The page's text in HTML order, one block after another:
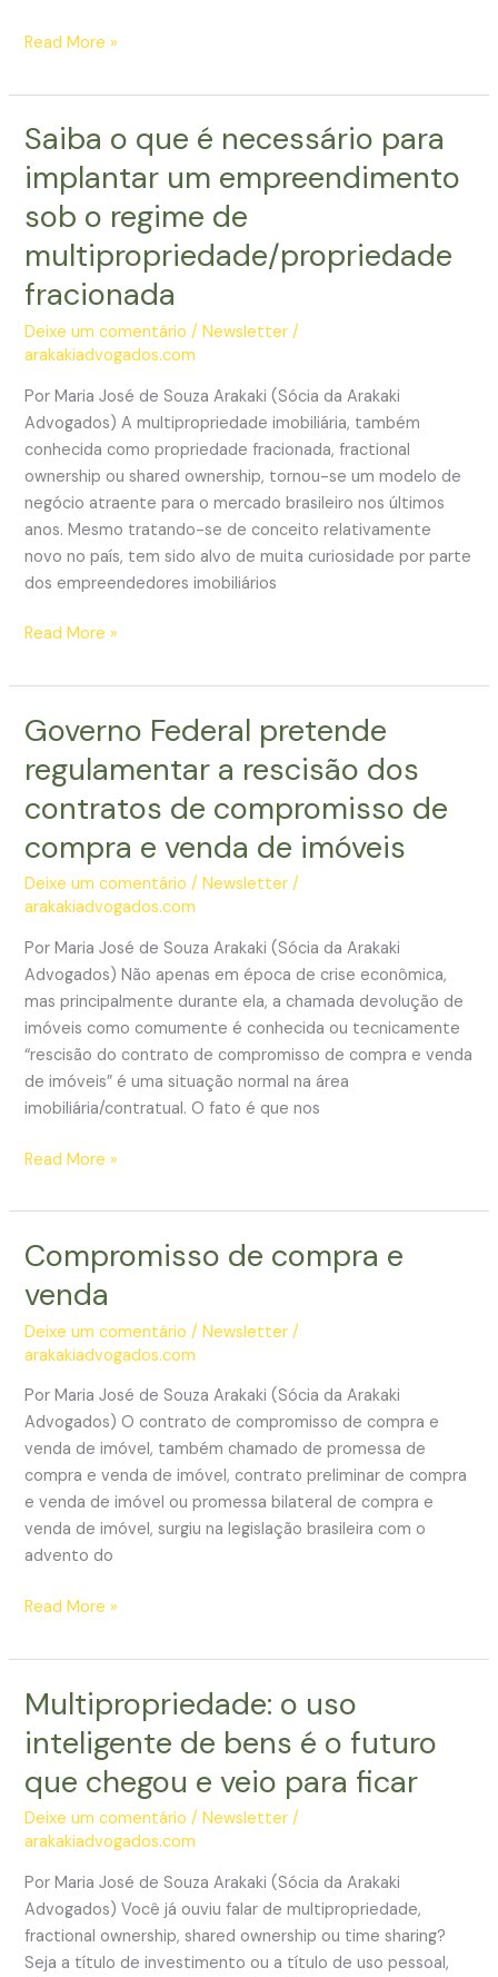
de
Condo-
Read More »
Saiba o que é necessário para
implantar um empreendimento
sob o regime de
multipropriedade/propriedade
fracionada
Deixe um comentário /Newsletter /
arakakiadvogados.com
Por Maria José de Souza Arakaki (Sócia da Arakaki
Advogados) A multipropriedade imobiliária, também
conhecida como propriedade fracionada, fractional
ownership ou shared ownership, tornou-se um modelo de
negócio atraente para o mercado brasileiro nos últimos
anos. Mesmo tratando-se de conceito relativamente
novo no país, tem sido alvo de muita curiosidade por parte
dos empreendedores imobiliários
Saiba
que
necessário
para
implantar
um
empreendimento
sob
o
de
multipropriedade/propriedade
fracionada
Read More »
Governo Federal pretende
regulamentar a rescisão dos
contratos de compromisso de
compra e venda de imóveis
Deixe um comentário /Newsletter /
arakakiadvogados.com
Por Maria José de Souza Arakaki (Sócia da Arakaki
Advogados) Não apenas em época de crise econômica,
mas principalmente durante ela, a chamada devolução de
imóveis como comumente é conhecida ou tecnicamente
“rescisão do contrato de compromisso de compra e venda
de imóveis” é uma situação normal na área
imobiliária/contratual. O fato é que nos
Governo
pretende
a
rescisão
contratos
compromisso
de
compra
e
venda
de
imóveis
Read More »
Compromisso de compra e
venda
Deixe um comentário /Newsletter /
arakakiadvogados.com
Por Maria José de Souza Arakaki (Sócia da Arakaki
Advogados) O contrato de compromisso de compra e
venda de imóvel, também chamado de promessa de
compra e venda de imóvel, contrato preliminar de compra
e venda de imóvel ou promessa bilateral de compra e
venda de imóvel, surgiu na legislação brasileira com o
advento do
Compromisso
compra
venda
Read More »
Multipropriedade: o uso
inteligente de bens é o futuro
que chegou e veio para ficar
Deixe um comentário /Newsletter /
arakakiadvogados.com
Por Maria José de Souza Arakaki (Sócia da Arakaki
Advogados) Você já ouviu falar de multipropriedade,
fractional ownership, shared ownership ou time sharing?
Seja a título de investimento ou a título de uso pessoal,